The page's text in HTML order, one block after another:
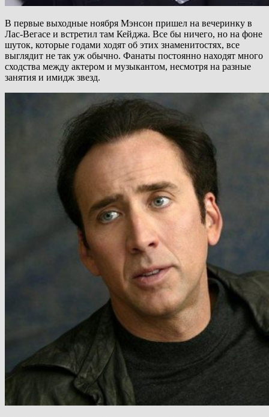
В первые выходные ноября Мэнсон пришел на вечеринку в
Лас-Вегасе и встретил там Кейджа. Все бы ничего, но на фоне
шуток, которые годами ходят об этих знаменитостях, все
выглядит не так уж обычно. Фанаты постоянно находят много
сходства между актером и музыкантом, несмотря на разные
занятия и имидж звезд.